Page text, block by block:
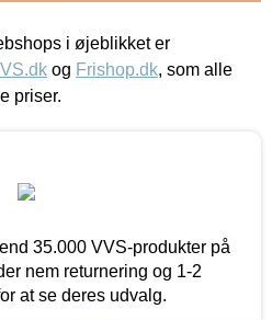
i øjeblikket er
og Frishop.dk, som alle
priser.
35.000 VVS-produkter på
nem returnering og 1-2
at se deres udvalg.